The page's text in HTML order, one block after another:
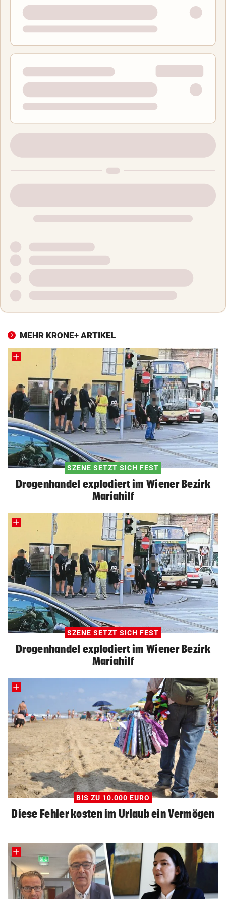
MEHR KRONE+ ARTIKEL
SZENE SETZT SICH FEST
Drogenhandel explodiert im Wiener Bezirk
Mariahilf
SZENE SETZT SICH FEST
Drogenhandel explodiert im Wiener Bezirk
Mariahilf
BIS ZU 10.000 EURO
Diese Fehler kosten im Urlaub ein Vermögen